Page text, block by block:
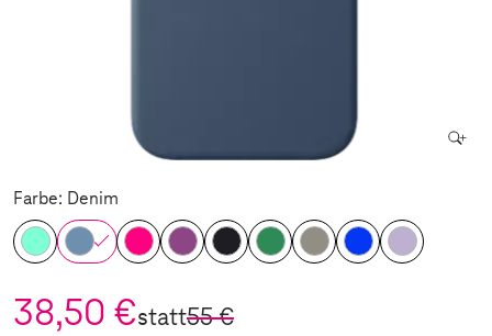
Farbe: Denim
38,50 €statt55 €